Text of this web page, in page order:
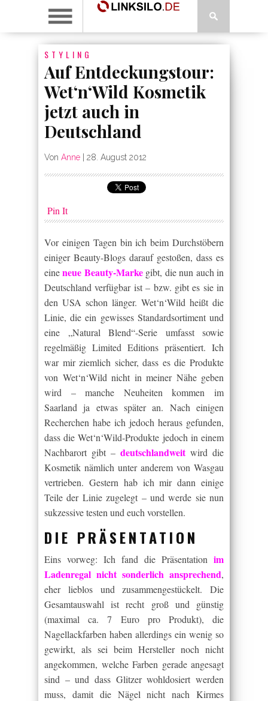
STYLING
Auf Entdeckungstour:
Wet‘n‘Wild Kosmetik
jetzt auch in
Deutschland
Von Anne 28. August 2012
Pin It
Vor einigen Tagen bin ich beim Durchstöbern
einiger Beauty-Blogs darauf gestoßen, dass es
eineneue Beauty-Markegibt, die nun auch in
Deutschland verfügbar ist – bzw. gibt es sie in
den USA schon länger. Wet‘n‘Wild heißt die
Linie, die ein gewisses Standardsortiment und
eine „Natural Blend“-Serie umfasst sowie
regelmäßig Limited Editions präsentiert. Ich
war mir ziemlich sicher, dass es die Produkte
von Wet‘n‘Wild nicht in meiner Nähe geben
wird – manche Neuheiten kommen im
Saarland ja etwas später an. Nach einigen
Recherchen habe ich jedoch heraus gefunden,
dass die Wet‘n‘Wild-Produkte jedoch in einem
Nachbarort gibt – deutschlandweitwird die
Kosmetik nämlich unter anderem von Wasgau
vertrieben. Gestern hab ich mir dann einige
Teile der Linie zugelegt – und werde sie nun
sukzessive testen und euch vorstellen.
DIE PRÄSENTATION
Eins vorweg: Ich fand die Präsentation im
Ladenregal nicht sonderlich ansprechend,
eher lieblos und zusammengestückelt. Die
Gesamtauswahl ist recht groß und günstig
(maximal ca. 7 Euro pro Produkt), die
Nagellackfarben haben allerdings ein wenig so
gewirkt, als sei beim Hersteller noch nicht
angekommen, welche Farben gerade angesagt
sind – und dass Glitzer wohldosiert werden
muss, damit die Nägel nicht nach Kirmes